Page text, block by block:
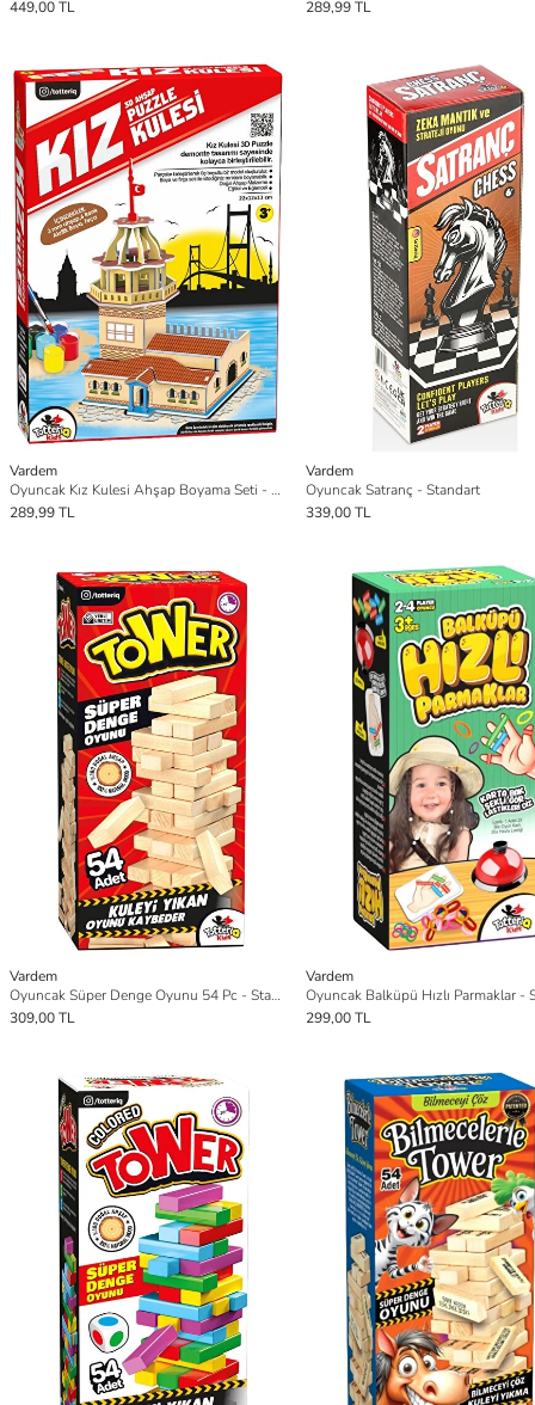
449,00 TL 289,99 TL
Vardem
Oyuncak Kız Kulesi Ahşap Boyama Seti - Standart
289,99 TL
Vardem
Oyuncak Satranç - Standart
339,00 TL
Vardem
Oyuncak Süper Denge Oyunu 54 Pc - Standart
309,00 TL
Vardem
Oyuncak Balküpü Hızlı Parmaklar -
299,00 TL